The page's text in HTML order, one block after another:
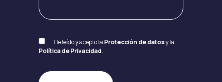
He leído y acepto la Protección de datosy la
Política de Privacidad.